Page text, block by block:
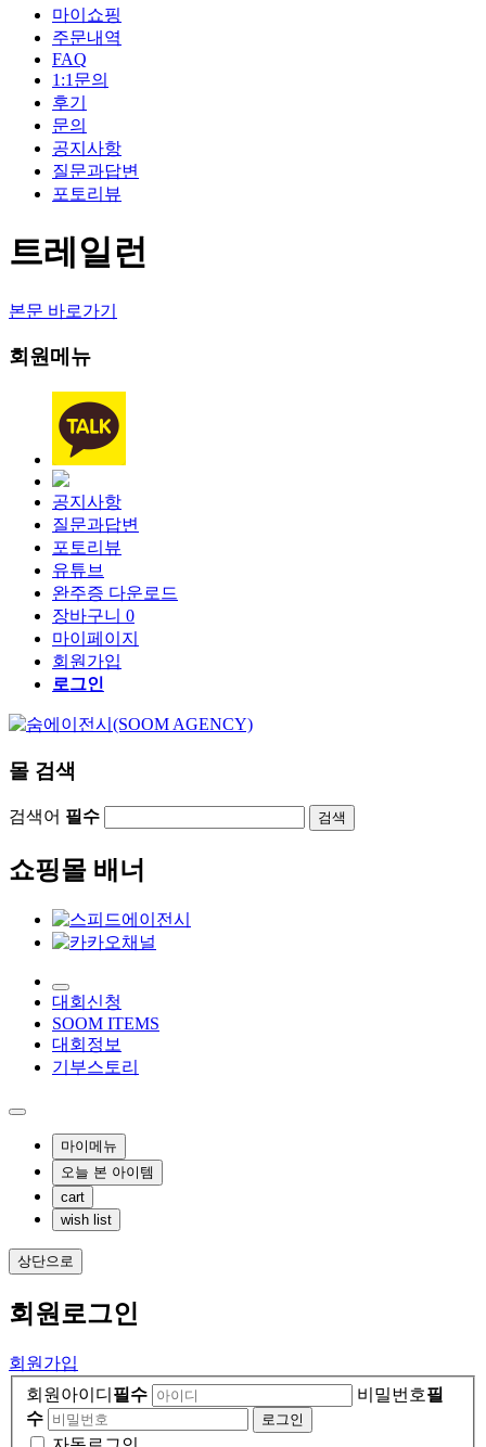
마이쇼핑
주문내역
FAQ
1:1문의
후기
문의
공지사항
질문과답변
포토리뷰
트레일런
본문 바로가기
회원메뉴
공지사항
질문과답변
포토리뷰
유튜브
완주증 다운로드
장바구니 0
마이페이지
회원가입
로그인
몰 검색
검색어 필수 검색
쇼핑몰 배너
대회신청
SOOM ITEMS
대회정보
기부스토리
마이메뉴
오늘 본 아이템
cart
wish list
상단으로
회원 로그인
회원가입
회원아이디 필수 비밀번호필
수